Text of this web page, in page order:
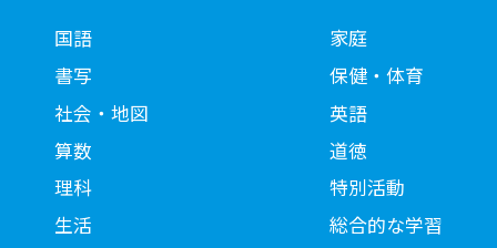
国語
書写
社会・地図
算数
理科
生活
家庭
保健・体育
英語
道徳
特別活動
総合的な学習